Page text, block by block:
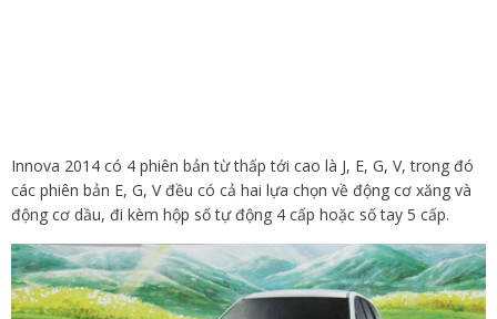
Innova 2014 có 4 phiên bản từ thấp tới cao là J, E, G, V, trong đó
các phiên bản E, G, V đều có cả hai lựa chọn về động cơ xăng và
động cơ dầu, đi kèm hộp số tự động 4 cấp hoặc số tay 5 cấp.